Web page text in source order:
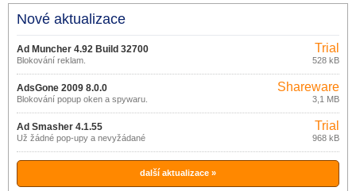
Nové aktualizace
Ad Muncher 4.92 Build 32700
Blokování reklam.
Trial
528 kB
AdsGone 2009 8.0.0
Blokování popup oken a spywaru.
Shareware
3,1 MB
Ad Smasher 4.1.55
Už žádné pop-upy a nevyžádané
Trial
968 kB
další aktualizace »